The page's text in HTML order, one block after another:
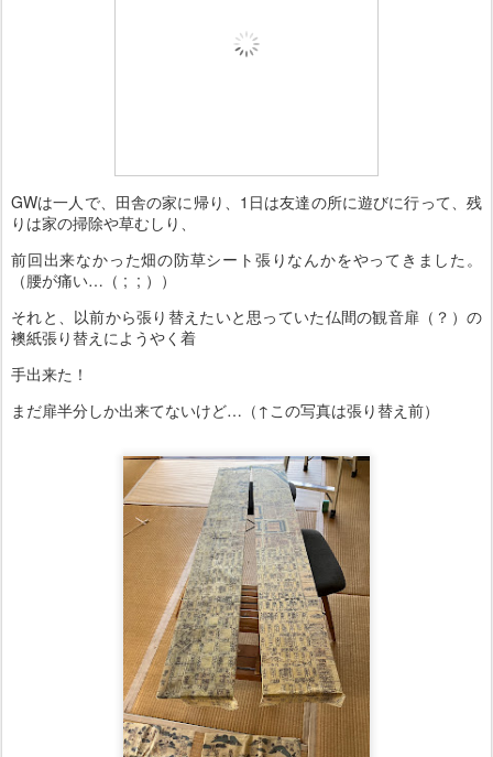
GWは一人で、田舎の家に帰り、1日は友達の所に遊びに行って、残
りは家の掃除や草むしり、
前回出来なかった畑の防草シート張りなんかをやってきました。
（腰が痛い…（ ; ; ））
それと、以前から張り替えたいと思っていた仏間の観音扉（？）の
襖紙張り替えにようやく着
手出来た！
まだ扉半分しか出来てないけど…（↑この写真は張り替え前）